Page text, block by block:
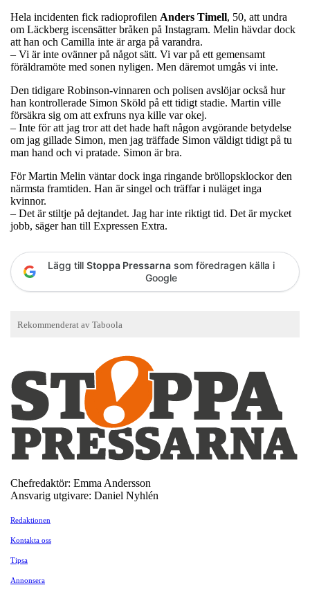
Hela incidenten fick radioprofilen Anders Timell, 50, att undra
om Läckberg iscensätter bråken på Instagram. Melin hävdar dock
att han och Camilla inte är arga på varandra.
– Vi är inte ovänner på något sätt. Vi var på ett gemensamt
föräldramöte med sonen nyligen. Men däremot umgås vi inte.
Den tidigare Robinson-vinnaren och polisen avslöjar också hur
han kontrollerade Simon Sköld på ett tidigt stadie. Martin ville
försäkra sig om att exfruns nya kille var okej.
– Inte för att jag tror att det hade haft någon avgörande betydelse
om jag gillade Simon, men jag träffade Simon väldigt tidigt på tu
man hand och vi pratade. Simon är bra.
För Martin Melin väntar dock inga ringande bröllopsklockor den
närmsta framtiden. Han är singel och träffar i nuläget inga
kvinnor.
– Det är stiltje på dejtandet. Jag har inte riktigt tid. Det är mycket
jobb, säger han till Expressen Extra.
Lägg till Stoppa Pressarna som föredragen källa i
Google
Chefredaktör: Emma Andersson
Ansvarig utgivare: Daniel Nyhlén
Redaktionen
Kontakta oss
Tipsa
Annonsera